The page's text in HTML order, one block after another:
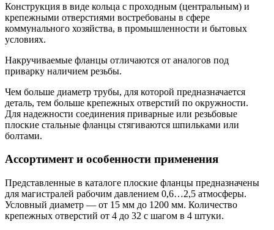
Конструкция в виде кольца с проходным (центральным) и
крепежными отверстиями востребованы в сфере
коммунального хозяйства, в промышленности и бытовых
условиях.
Накручиваемые фланцы отличаются от аналогов под
приварку наличием резьбы.
Чем больше диаметр трубы, для которой предназначается
деталь, тем больше крепежных отверстий по окружности.
Для надежности соединения приварные или резьбовые
плоские стальные фланцы стягиваются шпильками или
болтами.
Ассортимент и особенности применения
Представленные в каталоге плоские фланцы предназначены
для магистралей рабочим давлением 0,6…2,5 атмосферы.
Условный диаметр — от 15 мм до 1200 мм. Количество
крепежных отверстий от 4 до 32 с шагом в 4 штуки.